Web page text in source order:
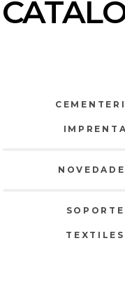
IMPRENTA
SOPORTE
TEXTILES